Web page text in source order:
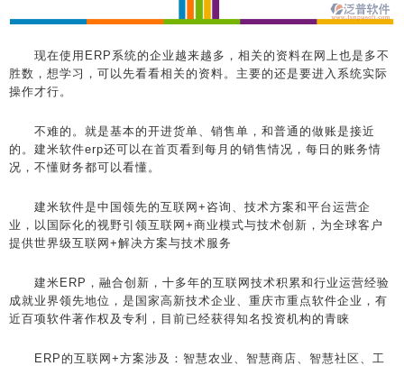
现在使用ERP系统的企业越来越多，相关的资料在网上也是多不
胜数，想学习，可以先看看相关的资料。主要的还是要进入系统实际
操作才行。
不难的。就是基本的开进货单、销售单，和普通的做账是接近
的。建米软件erp还可以在首页看到每月的销售情况，每日的账务情
况，不懂财务都可以看懂。
建米软件是中国领先的互联网+咨询、技术方案和平台运营企
业，以国际化的视野引领互联网+商业模式与技术创新，为全球客户
提供世界级互联网+解决方案与技术服务
建米ERP，融合创新，十多年的互联网技术积累和行业运营经验
成就业界领先地位，是国家高新技术企业、重庆市重点软件企业，有
近百项软件著作权及专利，目前已经获得知名投资机构的青睐
ERP的互联网+方案涉及：智慧农业、智慧商店、智慧社区、工